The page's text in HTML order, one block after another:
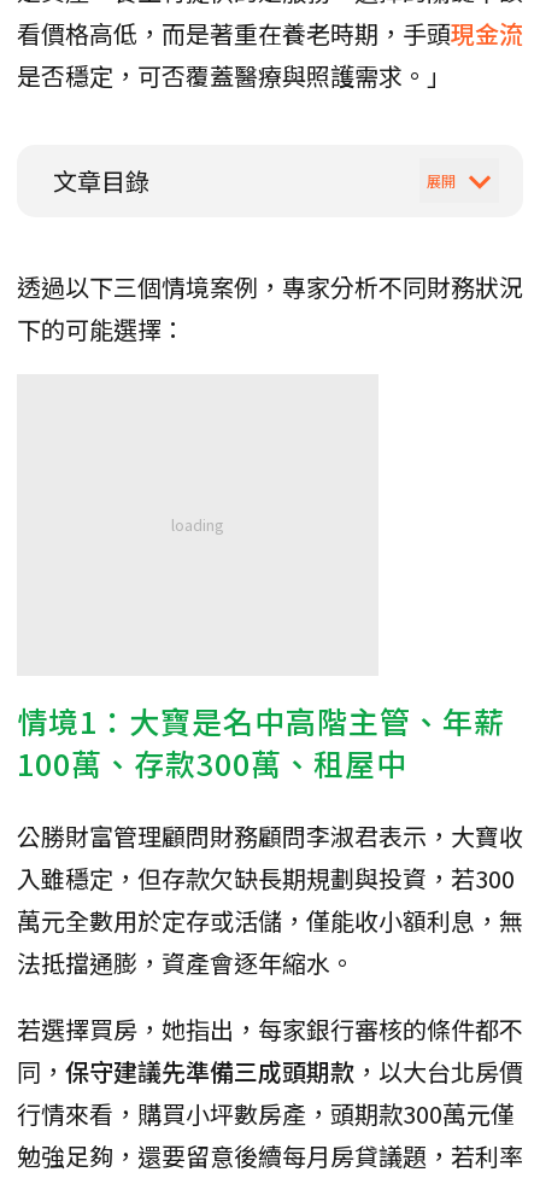
看價格高低，而是著重在養老時期，手頭現金流
是否穩定，可否覆蓋醫療與照護需求。」
文章目錄
透過以下三個情境案例，專家分析不同財務狀況
下的可能選擇：
情境1：大寶是名中高階主管、年薪
100萬、存款300萬、租屋中
公勝財富管理顧問財務顧問李淑君表示，大寶收
入雖穩定，但存款欠缺長期規劃與投資，若300
萬元全數用於定存或活儲，僅能收小額利息，無
法抵擋通膨，資產會逐年縮水。
若選擇買房，她指出，每家銀行審核的條件都不
同， 保守建議先準備三成頭期款 ，以大台北房價
行情來看，購買小坪數房產，頭期款300萬元僅
勉強足夠，還要留意後續每月房貸議題，若利率